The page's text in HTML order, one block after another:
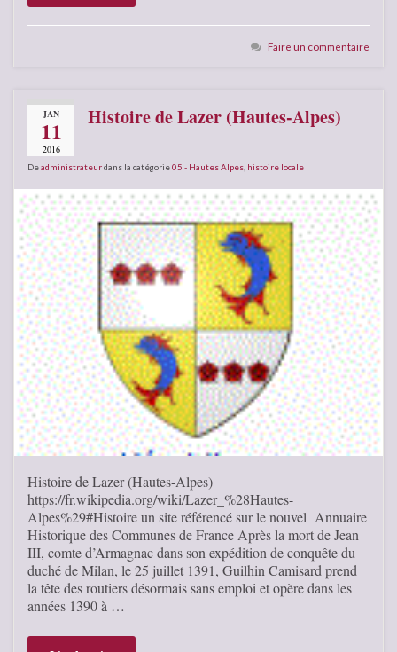
Faire un commentaire
JAN
11
2016
Histoire de Lazer (Hautes-Alpes)
Deadministrateurdans la catégorie05 - Hautes Alpes histoire locale
Histoire de Lazer (Hautes-Alpes)
https://fr.wikipedia.org/wiki/Lazer_%28Hautes-
Alpes%29#Histoire un site référencé sur le nouvel Annuaire
Historique des Communes de France Après la mort de Jean
III, comte d’Armagnac dans son expédition de conquête du
duché de Milan, le 25 juillet 1391, Guilhin Camisard prend
la tête des routiers désormais sans emploi et opère dans les
années 1390 à …